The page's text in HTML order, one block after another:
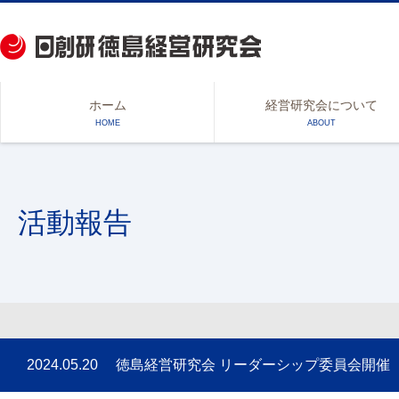
ホーム
HOME
経営研究会について
ABOUT
活動報告
2024.05.20 徳島経営研究会 リーダーシップ委員会開